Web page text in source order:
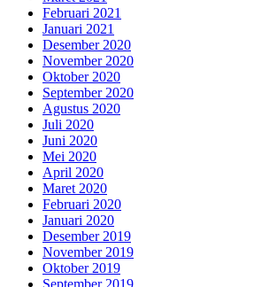
Februari 2021
Januari 2021
Desember 2020
November 2020
Oktober 2020
September 2020
Agustus 2020
Juli 2020
Juni 2020
Mei 2020
April 2020
Maret 2020
Februari 2020
Januari 2020
Desember 2019
November 2019
Oktober 2019
September 2019